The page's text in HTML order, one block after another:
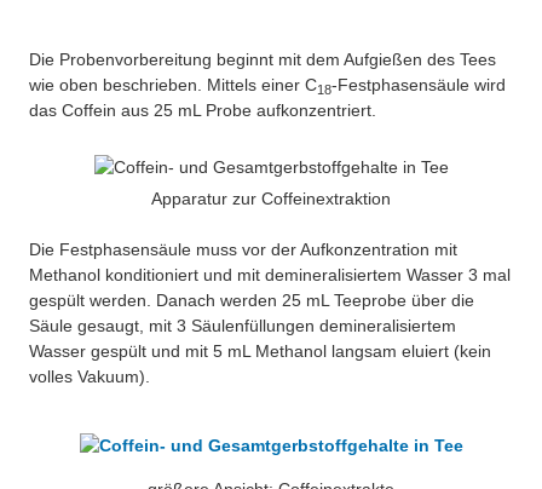
Die Probenvorbereitung beginnt mit dem Aufgießen des Tees
wie oben beschrieben. Mittels einer C18-Festphasensäule wird
das Coffein aus 25 mL Probe aufkonzentriert.
Apparatur zur Coffeinextraktion
Die Festphasensäule muss vor der Aufkonzentration mit
Methanol konditioniert und mit demineralisiertem Wasser 3 mal
gespült werden. Danach werden 25 mL Teeprobe über die
Säule gesaugt, mit 3 Säulenfüllungen demineralisiertem
Wasser gespült und mit 5 mL Methanol langsam eluiert (kein
volles Vakuum).